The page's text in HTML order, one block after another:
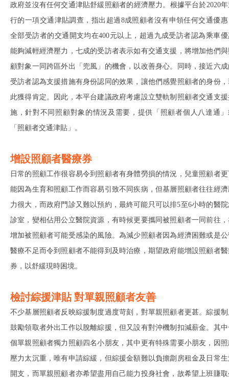
政府並沒有任何交通津貼舒緩照顧者的經濟壓力。根據平台於2020
行的一項交通津貼調查，指出超過8成照顧者沒有申領任何交通優惠
全部受訪者的交通開支均在400元以上，超過九成受訪者認為乘車
能夠減輕經濟壓力，七成的受訪者表示如有交通支援，將增加他們
顧對象一同跨區外出「兜風」的機會，以改善身心。同時，接近六
受訪者認為支援措施有身份認同的效果，讓他們感覺照顧者的身份
此獲得肯定。因此，本平台建議政府考慮設立雙軌制照顧者交通支
施，針對不同照顧對象的情況及需要，提供「照顧者個人八達通」
「照顧者交通津貼」。
增設照顧者醫療券
日常的照顧工作很容易令到照顧者有身體勞損的情況，兒童照顧者
能因為生育和照顧工作而容易引致不同疾病，但基層照顧者往往經
力很大，而政府門診又難以預約，最終可能只可以排5至6小時的醫
診室，變相佔用公立醫院資源，有時候更要攜同被照顧者一同前往
增加被照顧者可能受感染的風險。為減少照顧者因為經濟困難或是
醫療不足而令到照顧者不能得到及時治療，期望政府能增設照顧者
券，以舒緩現時困境。
檢討綜援津貼 對單親照顧者友善
不少基層照顧者反映綜援制度過度苛刻，對單親照顧者更甚。綜援
鼓勵領取者外出工作以脫離綜援，但又設有對沖機制扣減薪金。其
個單親照顧者獨力照顧四名小朋友，其中更有特殊需要小朋友，因
壓力太沉重，唯有申請綜緩，但綜援金額難以負擔劏房租金及日常
開支，而單親照顧者亦希望盡用自己能力投身社會，故希望上班賺